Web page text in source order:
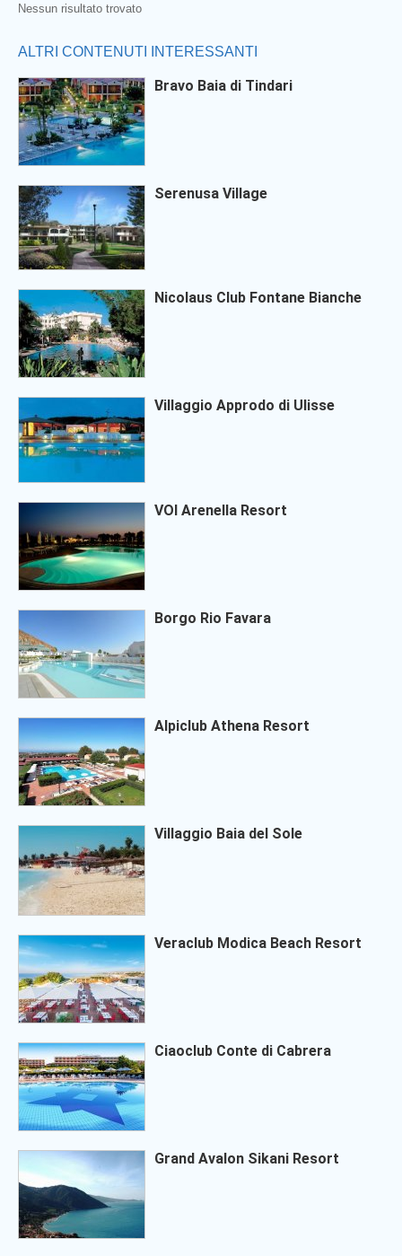
Nessun risultato trovato
ALTRI CONTENUTI INTERESSANTI
Bravo Baia di Tindari
Serenusa Village
Nicolaus Club Fontane Bianche
Villaggio Approdo di Ulisse
VOI Arenella Resort
Borgo Rio Favara
Alpiclub Athena Resort
Villaggio Baia del Sole
Veraclub Modica Beach Resort
Ciaoclub Conte di Cabrera
Grand Avalon Sikani Resort